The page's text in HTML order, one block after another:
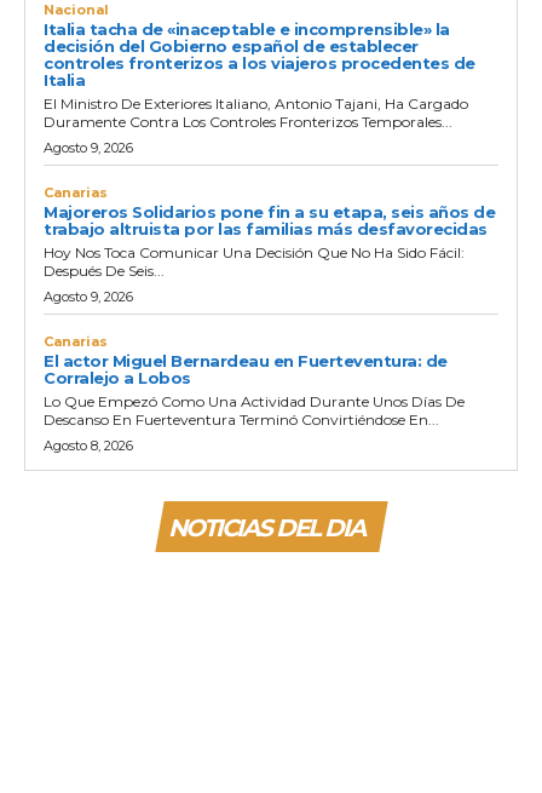
Nacional
Italia tacha de «inaceptable e incomprensible» la
decisión del Gobierno español de establecer
controles fronterizos a los viajeros procedentes de
Italia
El Ministro De Exteriores Italiano, Antonio Tajani, Ha Cargado
Duramente Contra Los Controles Fronterizos Temporales...
Agosto 9, 2026
Canarias
Majoreros Solidarios pone fin a su etapa, seis años de
trabajo altruista por las familias más desfavorecidas
Hoy Nos Toca Comunicar Una Decisión Que No Ha Sido Fácil:
Después De Seis...
Agosto 9, 2026
Canarias
El actor Miguel Bernardeau en Fuerteventura: de
Corralejo a Lobos
Lo Que Empezó Como Una Actividad Durante Unos Días De
Descanso En Fuerteventura Terminó Convirtiéndose En...
Agosto 8, 2026
NOTICIAS DEL DIA